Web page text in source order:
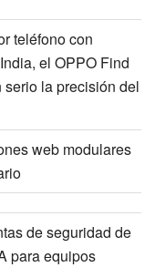
teléfono con
el OPPO Find
serio la precisión del
web modulares
de seguridad de
para equipos